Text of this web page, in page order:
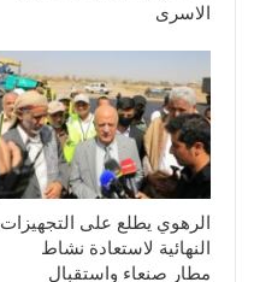
الاسرى
الرهوي يطلع على التجهيزات
النهائية لاستعادة نشاط
مطار صنعاء واستقبال